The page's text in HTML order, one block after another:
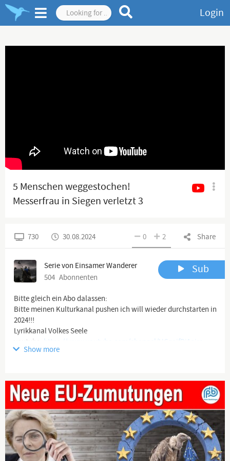
Login
5 Menschen weggestochen!
Messerfrau in Siegen verletzt 3
Share
0 2
730 30.08.2024
Serie von Einsamer Wanderer
504 Abonnenten
Sub
Bitte gleich ein Abo dalassen:
Bitte meinen Kulturkanal pushen ich will wieder durchstarten in
2024!!!
Lyrikkanal Volkes Seele
youtube: https://www.youtube.com/channel/UCqaifRi1ojre...
https://www.youtube.com/@BissigundBoese
Danke!!!
-------------------------------------------------------------------------------
--------------------
Zweitkanal Wandernder Wolf:
https://www.youtube.com/channel/UCrKWOBLC4AJX...
Show more